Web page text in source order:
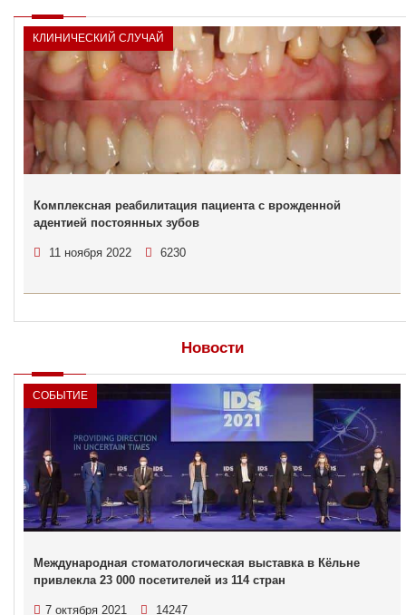
КЛИНИЧЕСКИЙ СЛУЧАЙ
Комплексная реабилитация пациента с врожденной
адентией постоянных зубов
11 ноября 2022 6230
Новости
СОБЫТИЕ
Международная стоматологическая выставка в Кёльне
привлекла 23 000 посетителей из 114 стран
7 октября 2021 14247